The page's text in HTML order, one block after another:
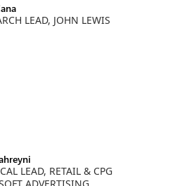
LEAD, JOHN LEWIS
LEAD, RETAIL & CPG